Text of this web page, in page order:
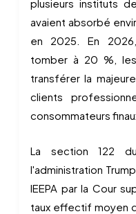
plusieurs instituts
avaient absorbé
en 2025. En
tomber à 20 %,
transférer la
clients
consommateurs
La section 122
l'administration
IEEPA par la Cour
taux effectif moyen